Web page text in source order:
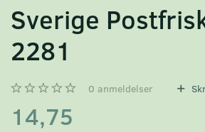
Sverige
2281
0 anmeldelser
14,75